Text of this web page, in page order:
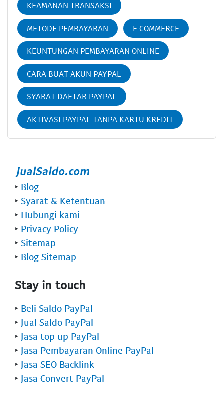
KEAMANAN TRANSAKSI
METODE PEMBAYARAN E COMMERCE
KEUNTUNGAN PEMBAYARAN ONLINE
CARA BUAT AKUN PAYPAL
SYARAT DAFTAR PAYPAL
AKTIVASI PAYPAL TANPA KARTU KREDIT
‣ Blog
‣ Syarat & Ketentuan
‣ Hubungi kami
‣ Privacy Policy
‣ Sitemap
‣ Blog Sitemap
Stay in touch
‣ Beli Saldo PayPal
‣ Jual Saldo PayPal
‣ Jasa top up PayPal
‣ Jasa Pembayaran Online PayPal
‣ Jasa SEO Backlink
‣ Jasa Convert PayPal